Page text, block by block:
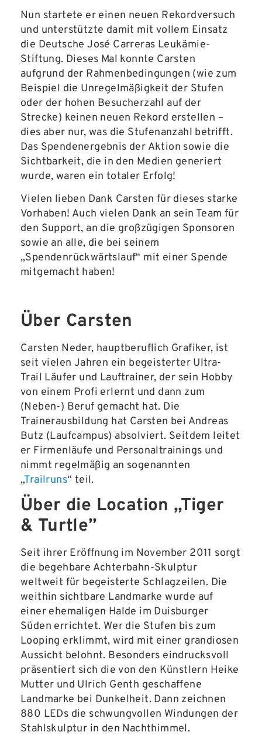
Nun startete er einen neuen Rekordversuch
und unterstützte damit mit vollem Einsatz
die Deutsche José Carreras Leukämie-
Stiftung. Dieses Mal konnte Carsten
aufgrund der Rahmenbedingungen (wie zum
Beispiel die Unregelmäßigkeit der Stufen
oder der hohen Besucherzahl auf der
Strecke) keinen neuen Rekord erstellen –
dies aber nur, was die Stufenanzahl betrifft.
Das Spendenergebnis der Aktion sowie die
Sichtbarkeit, die in den Medien generiert
wurde, waren ein totaler Erfolg!
Vielen lieben Dank Carsten für dieses starke
Vorhaben! Auch vielen Dank an sein Team für
den Support, an die großzügigen Sponsoren
sowie an alle, die bei seinem
„Spendenrückwärtslauf“ mit einer Spende
mitgemacht haben!
Über Carsten
Carsten Neder, hauptberuflich Grafiker, ist
seit vielen Jahren ein begeisterter Ultra-
Trail Läufer und Lauftrainer, der sein Hobby
von einem Profi erlernt und dann zum
(Neben-) Beruf gemacht hat. Die
Trainerausbildung hat Carsten bei Andreas
Butz (Laufcampus) absolviert. Seitdem leitet
er Firmenläufe und Personaltrainings und
nimmt regelmäßig an sogenannten
„Trailruns“ teil.
Über die Location „Tiger
& Turtle”
Seit ihrer Eröffnung im November 2011 sorgt
die begehbare Achterbahn-Skulptur
weltweit für begeisterte Schlagzeilen. Die
weithin sichtbare Landmarke wurde auf
einer ehemaligen Halde im Duisburger
Süden errichtet. Wer die Stufen bis zum
Looping erklimmt, wird mit einer grandiosen
Aussicht belohnt. Besonders eindrucksvoll
präsentiert sich die von den Künstlern Heike
Mutter und Ulrich Genth geschaffene
Landmarke bei Dunkelheit. Dann zeichnen
880 LEDs die schwungvollen Windungen der
Stahlskulptur in den Nachthimmel.